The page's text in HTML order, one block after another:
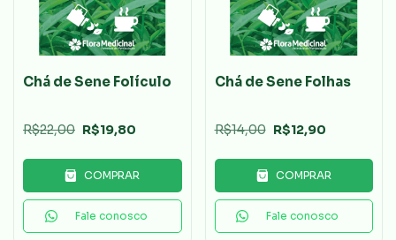
Chá de Sene Folículo
R$22,00 R$19,80
COMPRAR
Fale conosco
Chá de Sene Folhas
R$14,00 R$12,90
COMPRAR
Fale conosco